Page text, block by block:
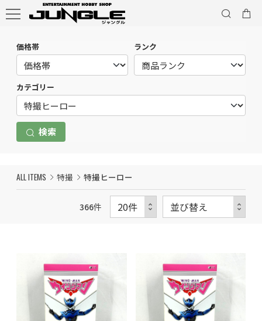
価格帯 ランク
カテゴリー
検索
ALL ITEMS 特撮 特撮ヒーロー
366件